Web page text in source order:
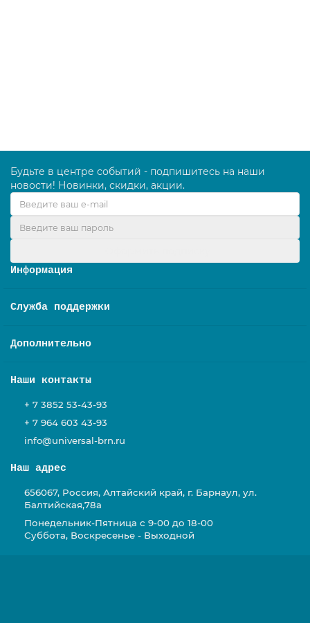
Будьте в центре событий - подпишитесь на наши
новости! Новинки, скидки, акции.
Информация
Служба поддержки
Дополнительно
Наши контакты
+ 7 3852 53-43-93
+ 7 964 603 43-93
info@universal-brn.ru
Наш адрес
656067, Россия, Алтайский край, г. Барнаул, ул.
Балтийская,78а
Понедельник-Пятница с 9-00 до 18-00
Суббота, Воскресенье - Выходной